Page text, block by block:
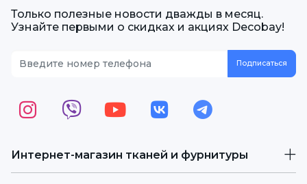
Интернет-магазин тканей и фурнитуры
Только полезные новости дважды в месяц.
Узнайте первыми о скидках и акциях Decobay!